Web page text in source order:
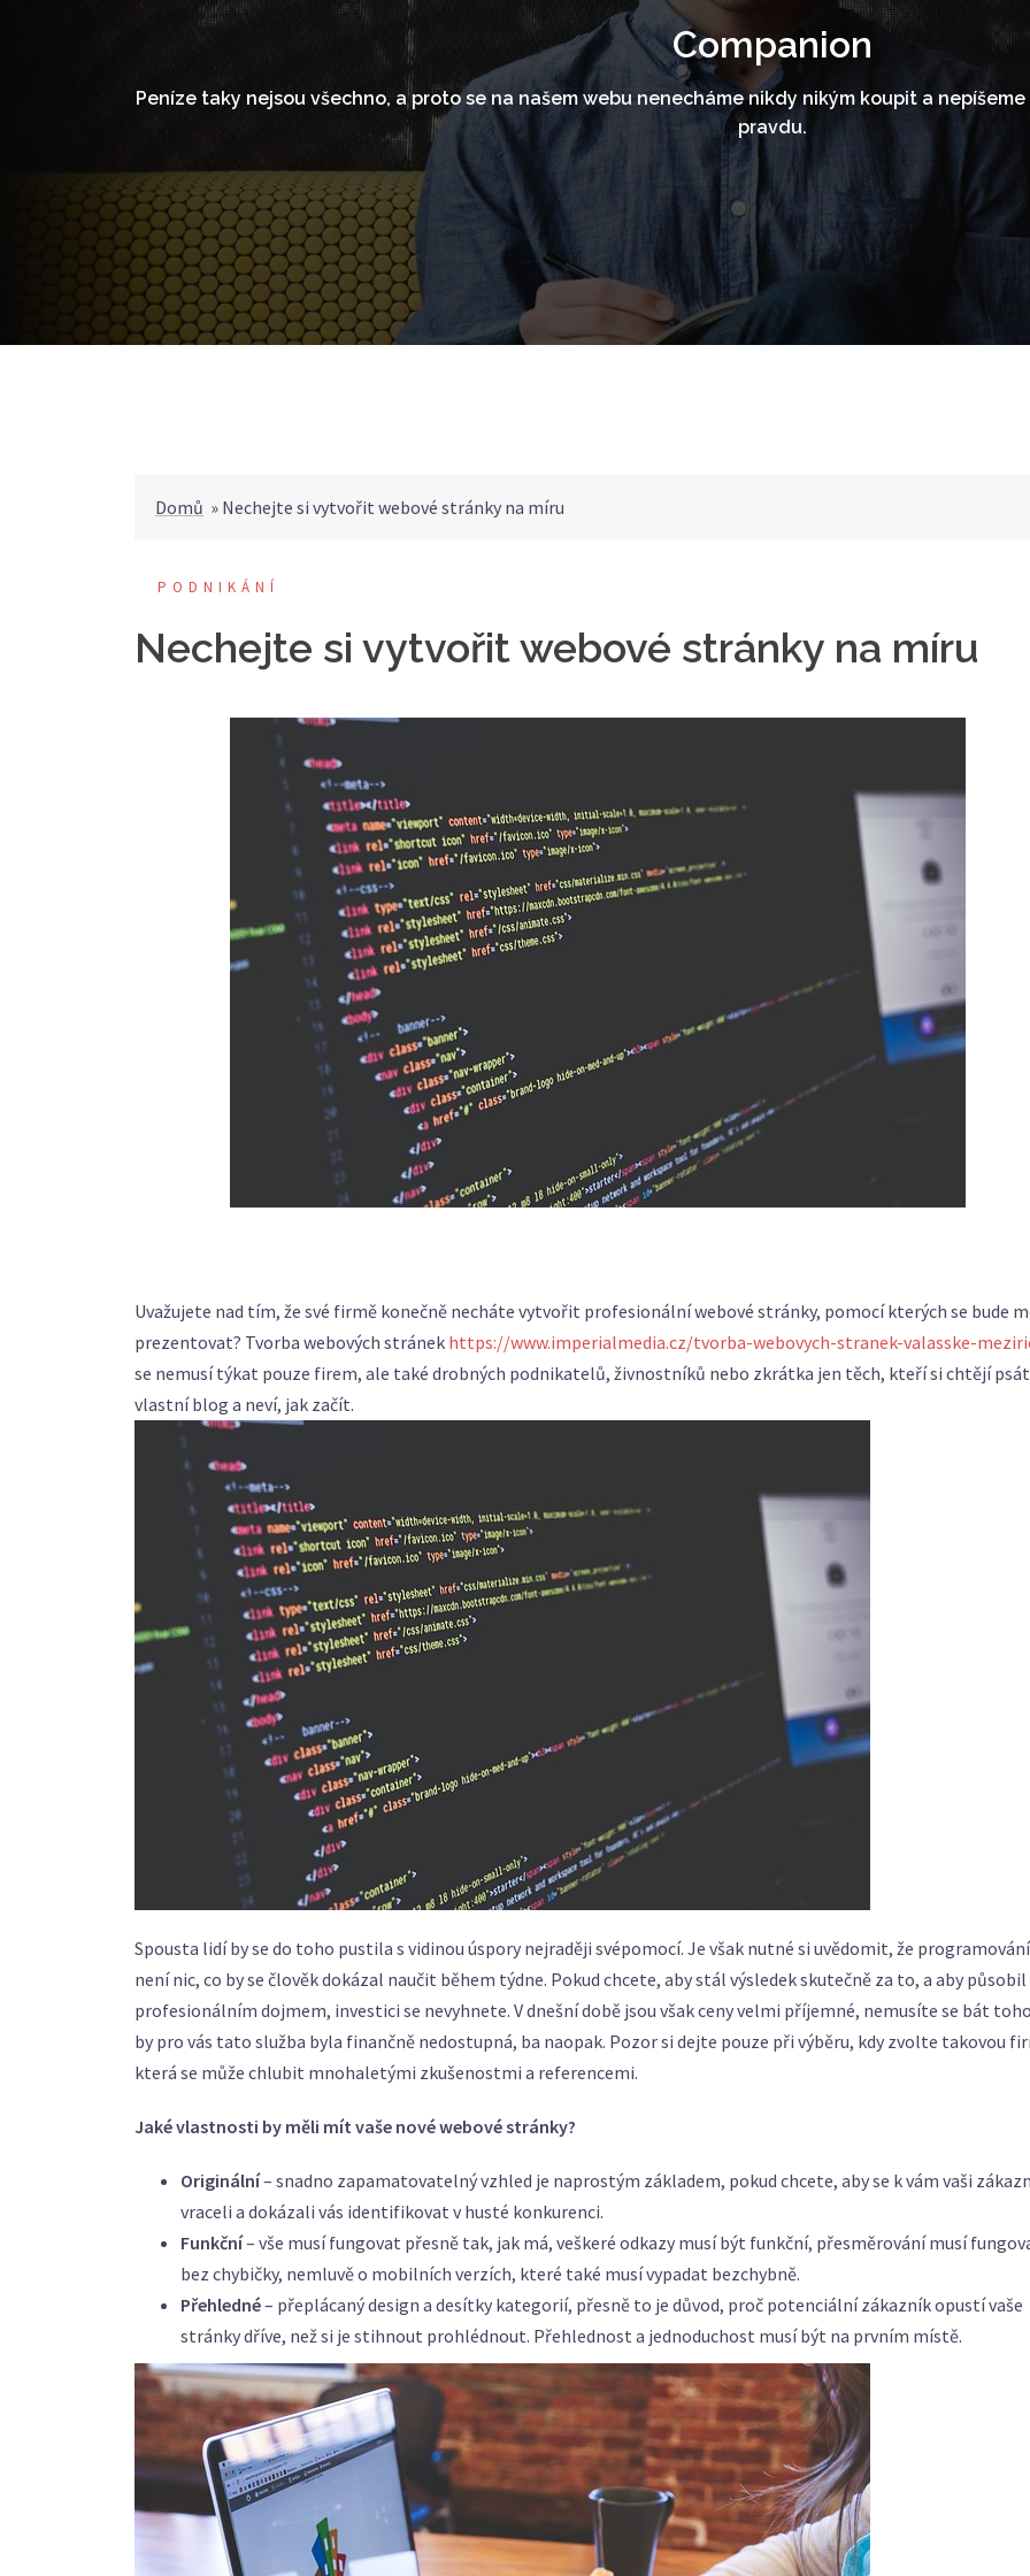
Companion
Peníze taky nejsou všechno, a proto se na našem webu nenecháme nikdy nikým koupit a
pravdu.
Domů » Nechejte si vytvořit webové stránky na míru
PODNIKÁNÍ
Nechejte si vytvořit webové stránky na míru
Uvažujete nad tím, že své firmě konečně necháte vytvořit profesionální webové stránky, pomocí kterých se bude
prezentovat? Tvorba webových stránek https://www.imperialmedia.cz/tvorba-webovych-stranek-valasske-
se nemusí týkat pouze firem, ale také drobných podnikatelů, živnostníků nebo zkrátka jen těch, kteří si chtějí psát
vlastní blog a neví, jak začít.
Spousta lidí by se do toho pustila s vidinou úspory nejraději svépomocí. Je však nutné si uvědomit, že programování
není nic, co by se člověk dokázal naučit během týdne. Pokud chcete, aby stál výsledek skutečně za to, a aby působil
profesionálním dojmem, investici se nevyhnete. V dnešní době jsou však ceny velmi příjemné, nemusíte se bát
by pro vás tato služba byla finančně nedostupná, ba naopak. Pozor si dejte pouze při výběru, kdy zvolte takovou
která se může chlubit mnohaletými zkušenostmi a referencemi.
Jaké vlastnosti by měli mít vaše nové webové stránky?
Originální– snadno zapamatovatelný vzhled je naprostým základem, pokud chcete, aby se k vám vaši
vraceli a dokázali vás identifikovat v husté konkurenci.
Funkční– vše musí fungovat přesně tak, jak má, veškeré odkazy musí být funkční, přesměrování musí
bez chybičky, nemluvě o mobilních verzích, které také musí vypadat bezchybně.
Přehledné– přeplácaný design a desítky kategorií, přesně to je důvod, proč potenciální zákazník opustí vaše
stránky dříve, než si je stihnout prohlédnout. Přehlednost a jednoduchost musí být na prvním místě.